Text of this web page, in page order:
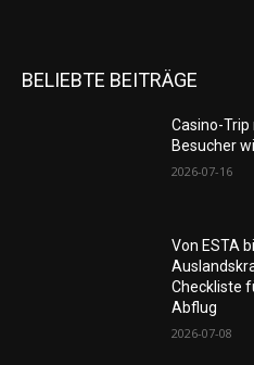
BELIEBTE BEITRÄGE
Casino-Trip
Besucher
2026-07-16
Von ESTA
Checkliste
Abflug
2026-07-08